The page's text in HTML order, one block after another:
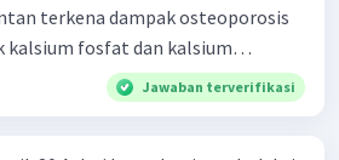
terkena dampak osteoporosis
kalsium fosfat dan kalsium
Jawaban terverifikasi